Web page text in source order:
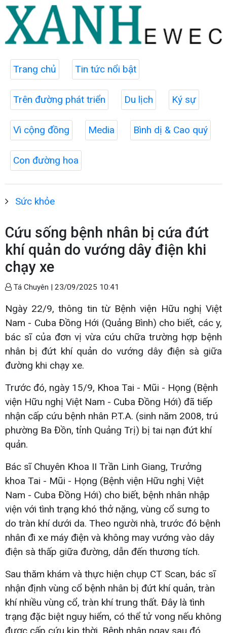
Trang chủ Tin tức nổi bật
Trên đường phát triển Du lịch Ký sự
Vì cộng đồng Media Bình dị & Cao quý
Con đường hoa
Sức khỏe
Cứu sống bệnh nhân bị cứa đứt
khí quản do vướng dây điện khi
chạy xe
Tá Chuyên | 23/09/2025 10:41
Ngày 22/9, thông tin từ Bệnh viện Hữu nghị Việt
Nam - Cuba Đồng Hới (Quảng Bình) cho biết, các y,
bác sĩ của đơn vị vừa cứu chữa trường hợp bệnh
nhân bị đứt khí quản do vướng dây điện sà giữa
đường khi chạy xe.
Trước đó, ngày 15/9, Khoa Tai - Mũi - Họng (Bệnh
viện Hữu nghị Việt Nam - Cuba Đồng Hới) đã tiếp
nhận cấp cứu bệnh nhân P.T.A. (sinh năm 2008, trú
phường Ba Đồn, tỉnh Quảng Trị) bị tai nạn đứt khí
quản.
Bác sĩ Chuyên Khoa II Trần Linh Giang, Trưởng
khoa Tai - Mũi - Họng (Bệnh viện Hữu nghị Việt
Nam - Cuba Đồng Hới) cho biết, bệnh nhân nhập
viện với tình trạng khó thở nặng, vùng cổ sưng to
do tràn khí dưới da. Theo người nhà, trước đó bệnh
nhân đi xe máy điện và không may vướng vào dây
điện sà thấp giữa đường, dẫn đến thương tích.
Sau thăm khám và thực hiện chụp CT Scan, bác sĩ
nhận định vùng cổ bệnh nhân bị đứt khí quản, tràn
khí nhiều vùng cổ, tràn khí trung thất. Đây là tình
trạng đặc biệt nguy hiểm, có thể tử vong nếu không
được cấp cứu kịp thời. Bệnh nhân ngay sau đó